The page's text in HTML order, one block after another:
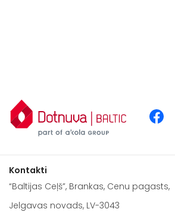
Kontakti
“Baltijas Ceļš”, Brankas, Cenu pagasts,
Jelgavas novads, LV-3043